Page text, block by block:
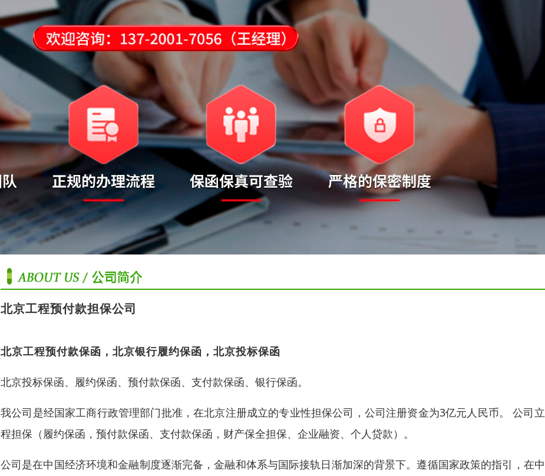
北京工程预付款担保公司
北京工程预付款保函，北京银行履约保函，北京投标保函
北京投标保函、履约保函、预付款保函、支付款保函、银行保函。
我公司是经国家工商行政管理部门批准，在北京注册成立的专业性担保公司，公司注册资金为3亿元人民币。 公司
程担保（履约保函，预付款保函、支付款保函，财产保全担保、企业融资、个人贷款）。
公司是在中国经济环境和金融制度逐渐完备，金融和体系与国际接轨日渐加深的背景下。遵循国家政策的指引，在